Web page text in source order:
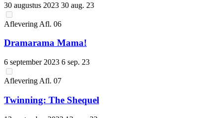
30 augustus 2023 30 aug. 23
Aflevering Afl. 06
Dramarama Mama!
6 september 2023 6 sep. 23
Aflevering Afl. 07
Twinning: The Shequel